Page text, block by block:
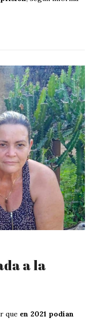
a la
que en 2021 podían